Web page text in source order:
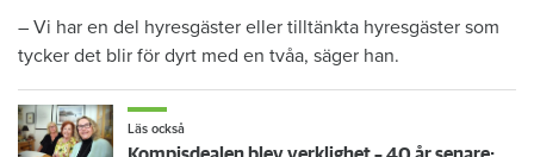
– Vi har en del hyresgäster eller tilltänkta hyresgäster som
tycker det blir för dyrt med en tvåa, säger han.
Läs också